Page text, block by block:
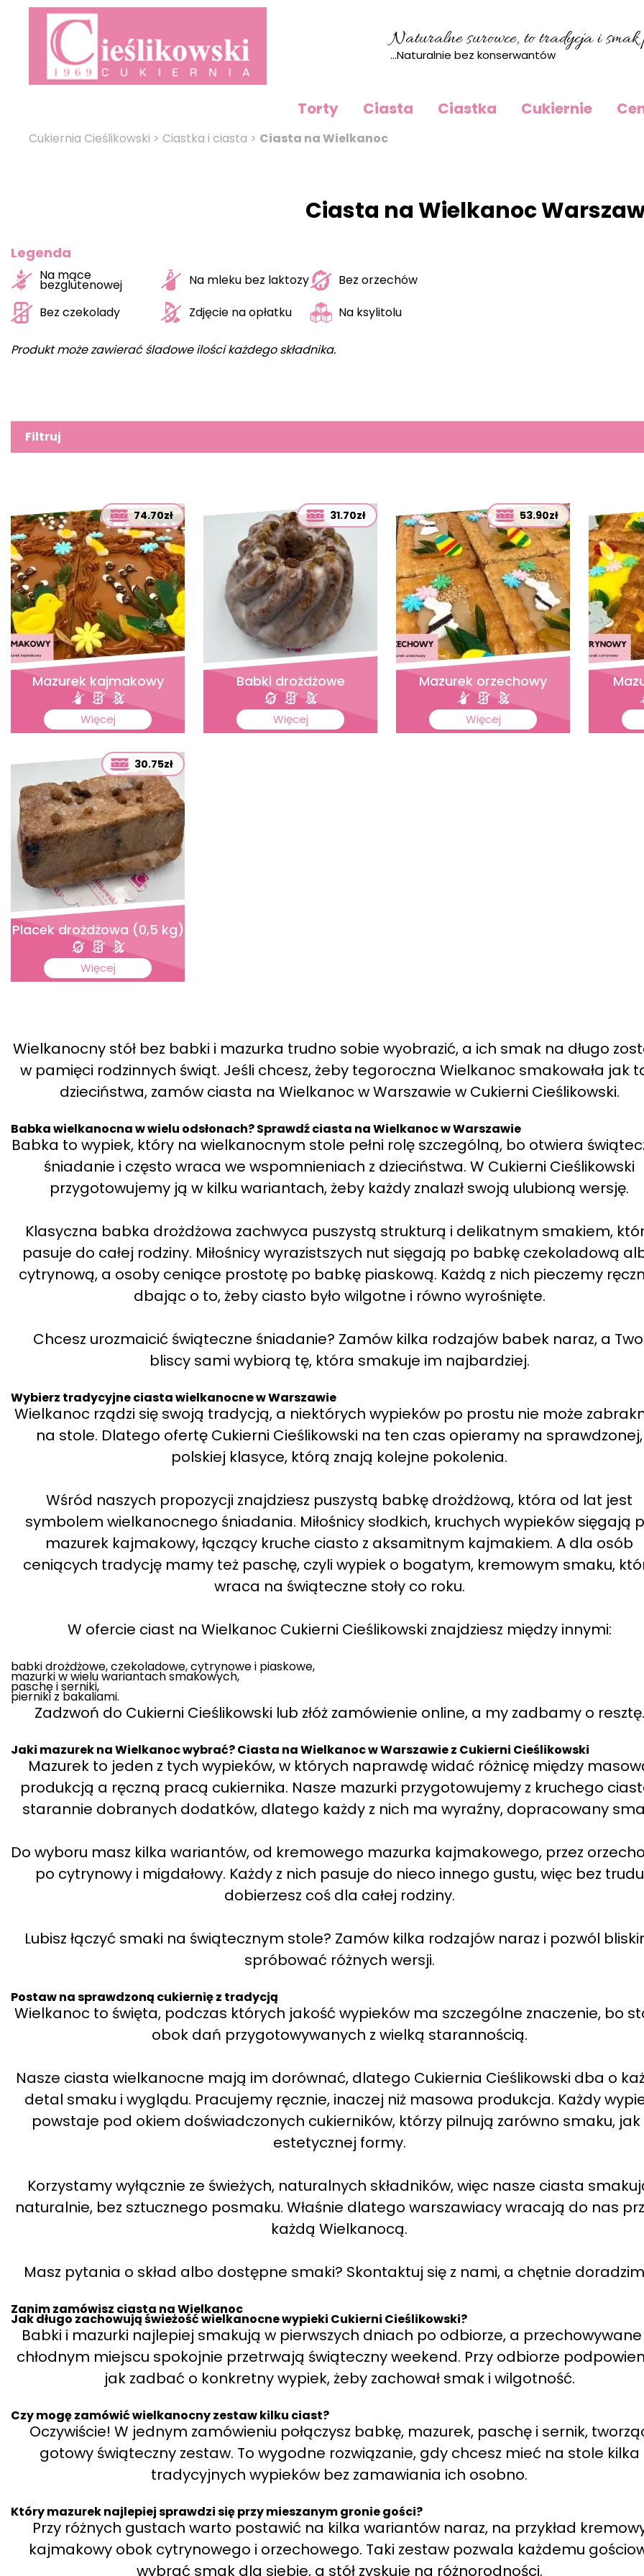
Naturalne surowce, to tradycja i smak
...Naturalnie bez konserwantów
Torty Ciasta Ciastka Cukiernie
Cukiernia Cieślikowski > Ciastka i ciasta > Ciasta na Wielkanoc
Ciasta na Wielkanoc
Legenda
Na mące
bezglutenowej Na mleku bez laktozy
Bez orzechów
Bez czekolady
Zdjęcie na opłatku Na ksylitolu
Produkt może zawierać śladowe ilości każdego składnika.
Filtruj
74.70zł
Mazurek kajmakowy
Więcej
31.70zł
Babki drożdżowe
Więcej
53.90zł
Mazurek orzechowy
Więcej
30.75zł
Placek drożdżowa (0,5 kg)
Więcej
Wielkanocny stół bez babki i mazurka trudno sobie wyobrazić, a ich smak na długo
w pamięci rodzinnych świąt. Jeśli chcesz, żeby tegoroczna Wielkanoc smakowała jak
dzieciństwa, zamów ciasta na Wielkanoc w Warszawie w Cukierni Cieślikowski.
Babka wielkanocna w wielu odsłonach? Sprawdź ciasta na Wielkanoc w Warszawie
Babka to wypiek, który na wielkanocnym stole pełni rolę szczególną, bo otwiera
śniadanie i często wraca we wspomnieniach z dzieciństwa. W Cukierni Cieślikowski
przygotowujemy ją w kilku wariantach, żeby każdy znalazł swoją ulubioną wersję.
Klasyczna babka drożdżowa zachwyca puszystą strukturą i delikatnym smakiem,
pasuje do całej rodziny. Miłośnicy wyrazistszych nut sięgają po babkę czekoladową
cytrynową, a osoby ceniące prostotę po babkę piaskową. Każdą z nich pieczemy
dbając o to, żeby ciasto było wilgotne i równo wyrośnięte.
Chcesz urozmaicić świąteczne śniadanie? Zamów kilka rodzajów babek naraz, a
bliscy sami wybiorą tę, która smakuje im najbardziej.
Wybierz tradycyjne ciasta wielkanocne w Warszawie
Wielkanoc rządzi się swoją tradycją, a niektórych wypieków po prostu nie może
na stole. Dlatego ofertę Cukierni Cieślikowski na ten czas opieramy na sprawdzonej,
polskiej klasyce, którą znają kolejne pokolenia.
Wśród naszych propozycji znajdziesz puszystą babkę drożdżową, która od lat jest
symbolem wielkanocnego śniadania. Miłośnicy słodkich, kruchych wypieków sięgają
mazurek kajmakowy, łączący kruche ciasto z aksamitnym kajmakiem. A dla osób
ceniących tradycję mamy też paschę, czyli wypiek o bogatym, kremowym smaku,
wraca na świąteczne stoły co roku.
W ofercie ciast na Wielkanoc Cukierni Cieślikowski znajdziesz między innymi:
babki drożdżowe, czekoladowe, cytrynowe i piaskowe,
mazurki w wielu wariantach smakowych,
paschę i serniki,
pierniki z bakaliami.
Zadzwoń do Cukierni Cieślikowski lub złóż zamówienie online, a my zadbamy o resztę.
Jaki mazurek na Wielkanoc wybrać? Ciasta na Wielkanoc w Warszawie z Cukierni Cieślikowski
Mazurek to jeden z tych wypieków, w których naprawdę widać różnicę między
produkcją a ręczną pracą cukiernika. Nasze mazurki przygotowujemy z kruchego
starannie dobranych dodatków, dlatego każdy z nich ma wyraźny, dopracowany
Do wyboru masz kilka wariantów, od kremowego mazurka kajmakowego, przez
po cytrynowy i migdałowy. Każdy z nich pasuje do nieco innego gustu, więc bez trudu
dobierzesz coś dla całej rodziny.
Lubisz łączyć smaki na świątecznym stole? Zamów kilka rodzajów naraz i pozwól
spróbować różnych wersji.
Postaw na sprawdzoną cukiernię z tradycją
Wielkanoc to święta, podczas których jakość wypieków ma szczególne znaczenie, bo
obok dań przygotowywanych z wielką starannością.
Nasze ciasta wielkanocne mają im dorównać, dlatego Cukiernia Cieślikowski dba o
detal smaku i wyglądu. Pracujemy ręcznie, inaczej niż masowa produkcja. Każdy
powstaje pod okiem doświadczonych cukierników, którzy pilnują zarówno smaku, jak
estetycznej formy.
Korzystamy wyłącznie ze świeżych, naturalnych składników, więc nasze ciasta
naturalnie, bez sztucznego posmaku. Właśnie dlatego warszawiacy wracają do nas
każdą Wielkanocą.
Masz pytania o skład albo dostępne smaki? Skontaktuj się z nami, a chętnie
Zanim zamówisz ciasta na Wielkanoc
Jak długo zachowują świeżość wielkanocne wypieki Cukierni Cieślikowski?
Babki i mazurki najlepiej smakują w pierwszych dniach po odbiorze, a
chłodnym miejscu spokojnie przetrwają świąteczny weekend. Przy odbiorze
jak zadbać o konkretny wypiek, żeby zachował smak i wilgotność.
Czy mogę zamówić wielkanocny zestaw kilku ciast?
Oczywiście! W jednym zamówieniu połączysz babkę, mazurek, paschę i sernik,
gotowy świąteczny zestaw. To wygodne rozwiązanie, gdy chcesz mieć na stole kilka
tradycyjnych wypieków bez zamawiania ich osobno.
Który mazurek najlepiej sprawdzi się przy mieszanym gronie gości?
Przy różnych gustach warto postawić na kilka wariantów naraz, na przykład
kajmakowy obok cytrynowego i orzechowego. Taki zestaw pozwala każdemu
wybrać smak dla siebie, a stół zyskuje na różnorodności.